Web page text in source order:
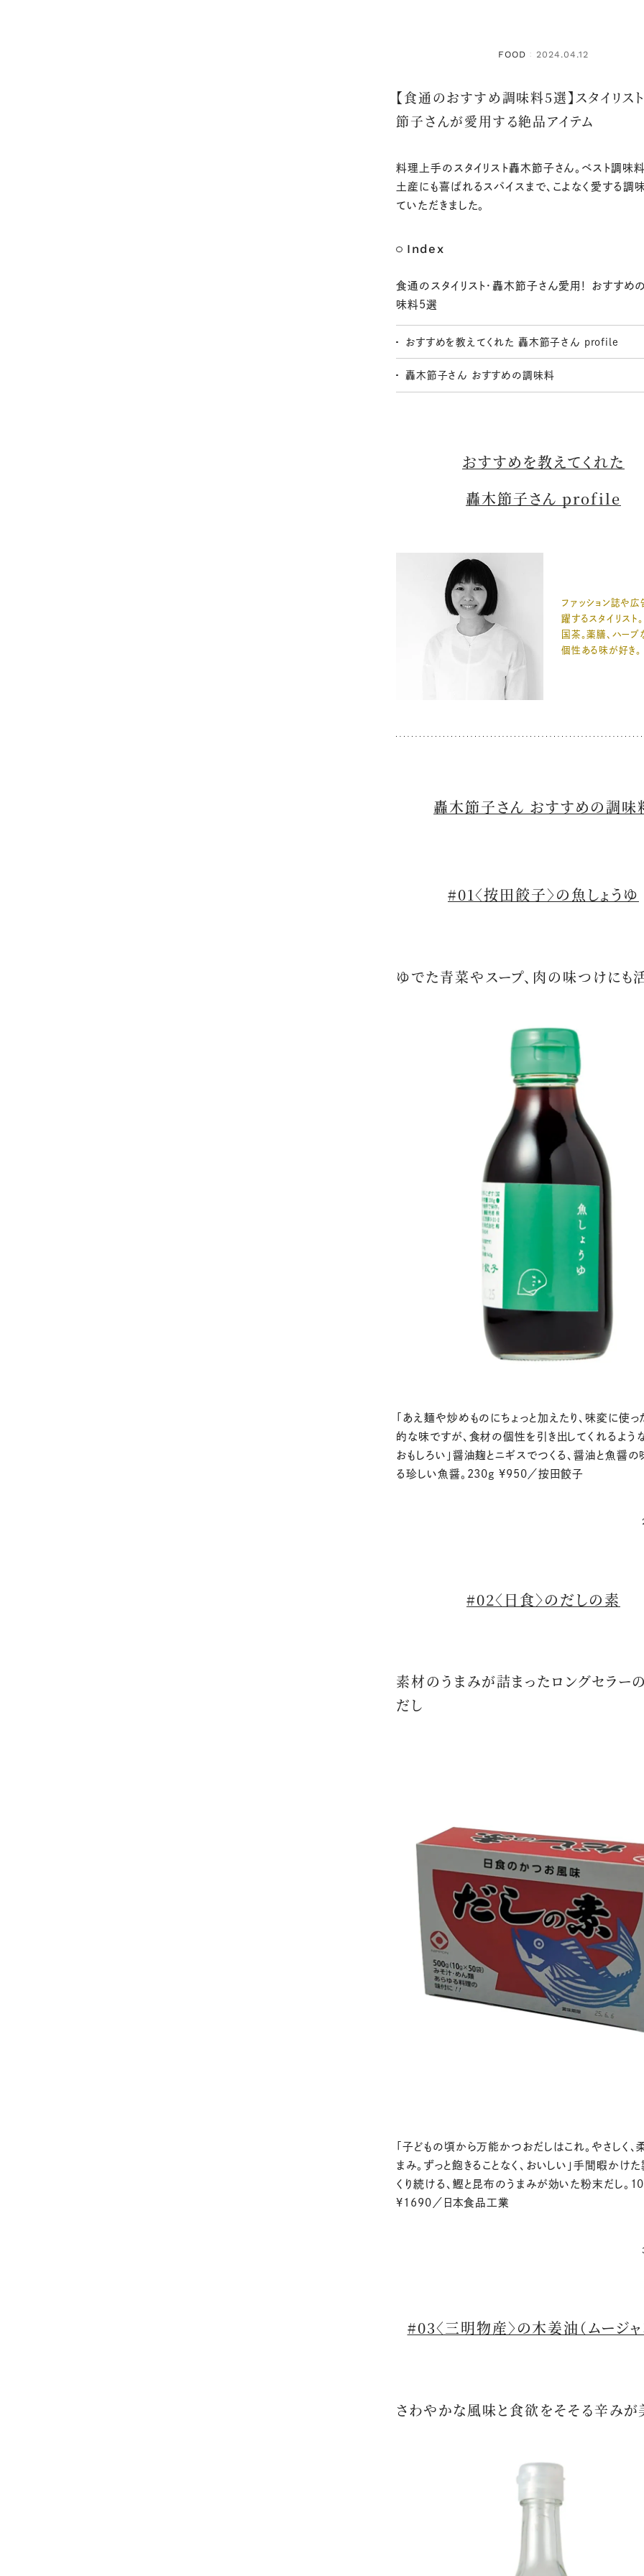
FOOD ： 2024.04.12
【食通のおすすめ調味料5選】スタイリス
節子さんが愛用する絶品アイテム
料理上手のスタイリスト轟木節子さん。ベスト調味
土産にも喜ばれるスパイスまで、こよなく愛する調
ていただきました。
Index
食通のスタイリスト・轟木節子さん愛用！ おすすめ
味料5選
おすすめを教えてくれた 轟木節子さん profile
轟木節子さん おすすめの調味料
おすすめを教えてくれた
轟木節子さん profile
ファッション誌や
躍するスタイリスト
国茶。薬膳、ハーブ
個性ある味が好き。
轟木節子さん おすすめの調味
#01〈按田餃子〉の魚しょうゆ
ゆでた青菜やスープ、肉の味つけにも
「あえ麺や炒めものにちょっと加えたり、味変に使っ
的な味ですが、食材の個性を引き出してくれるよう
おもしろい」醤油麹とニギスでつくる、醤油と魚醤
る珍しい魚醤。230g ¥950／按田餃子
#02〈日食〉のだしの素
素材のうまみが詰まったロングセラー
だし
「子どもの頃から万能かつおだしはこれ。やさしく、
まみ。ずっと飽きることなく、おいしい」手間暇かけ
くり続ける、鰹と昆布のうまみが効いた粉末だし。
¥1690／日本食品工業
#03〈三明物産〉の木姜油（ムージャ
さわやかな風味と食欲をそそる辛みが